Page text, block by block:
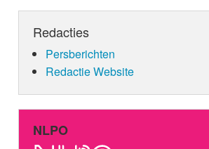
Redacties
Persberichten
Redactie Website
NLPO